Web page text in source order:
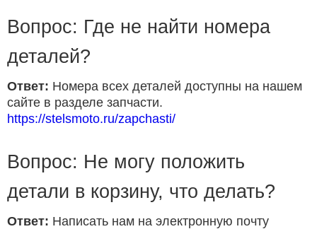
Вопрос: Где не найти номера
деталей?
Ответ: Номера всех деталей доступны на нашем
сайте в разделе запчасти.
https://stelsmoto.ru/zapchasti/
Вопрос: Не могу положить
детали в корзину, что делать?
Ответ: Написать нам на электронную почту